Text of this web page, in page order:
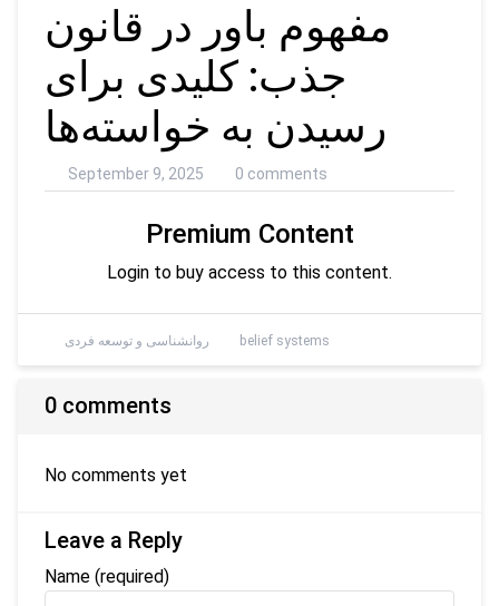
مفهوم باور در قانون
جذب: کلیدی برای
رسیدن به خواسته‌ها
September 9, 2025 0 comments
Premium Content
Login to buy access to this content.
روانشناسی و توسعه فردی belief systems
0 comments
No comments yet
Leave a Reply
Name (required)